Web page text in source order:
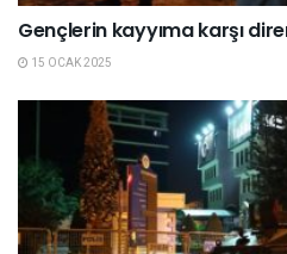
Gençlerin kayyıma karşı
15 OCAK 2025